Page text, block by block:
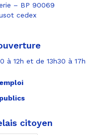
– BP 90069
cedex
à 12h et de 13h30 à 17h
citoyen